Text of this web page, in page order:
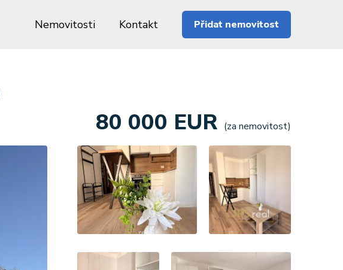
Nemovitosti Kontakt Přidat nemovitost
80 000 EUR (za nemovitost)